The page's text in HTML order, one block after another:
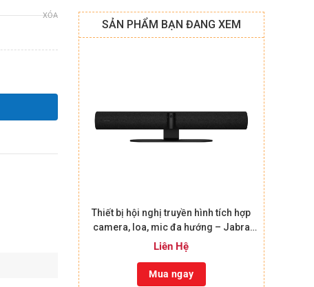
SẢN PHẨM BẠN ĐANG XEM
Thiết bị hội nghị truyền hình tích hợp
camera, loa, mic đa hướng – Jabra
Panacast 50
Liên Hệ
Mua ngay
XÓA